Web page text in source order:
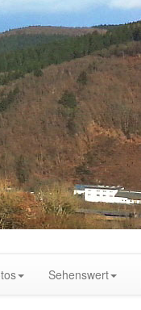
Sehenswert